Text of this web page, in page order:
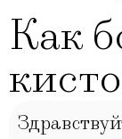
Как